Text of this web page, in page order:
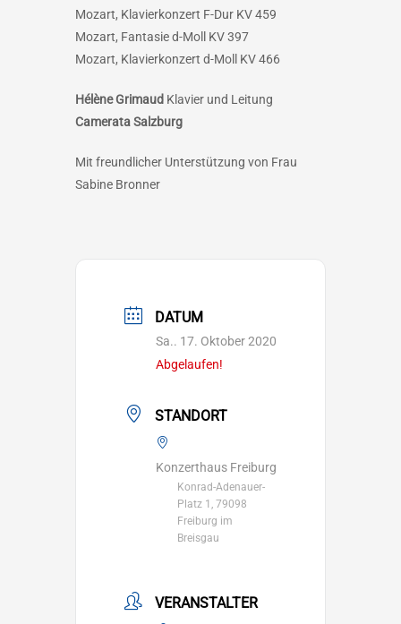
Mozart, Klavierkonzert F-Dur KV 459
Mozart, Fantasie d-Moll KV 397
Mozart, Klavierkonzert d-Moll KV 466
Hélène Grimaud Klavier und Leitung
Camerata Salzburg
Mit freundlicher Unterstützung von Frau
Sabine Bronner
DATUM
Sa.. 17. Oktober 2020
Abgelaufen!
STANDORT
Konzerthaus Freiburg
Konrad-Adenauer-
Platz 1, 79098
Freiburg im
Breisgau
VERANSTALTER